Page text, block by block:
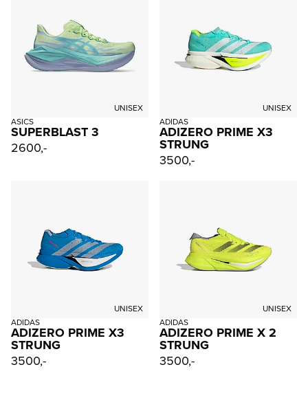
UNISEX
ASICS
SUPERBLAST 3
2600,-
UNISEX
ADIDAS
ADIZERO PRIME X3
STRUNG
3500,-
UNISEX
ADIDAS
ADIZERO PRIME X3
STRUNG
3500,-
UNISEX
ADIDAS
ADIZERO PRIME X 2
STRUNG
3500,-